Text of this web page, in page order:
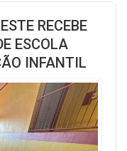
RECEBE
ESCOLA
INFANTIL